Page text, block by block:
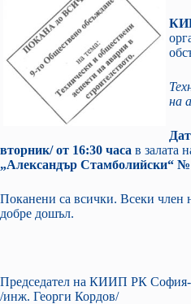
на
вторник/ от 16:30 часа в залата
„Александър Стамболийски“ №
Поканени са всички. Всеки
добре дошъл.
Председател на КИИП РК София-
/инж. Георги Кордов/